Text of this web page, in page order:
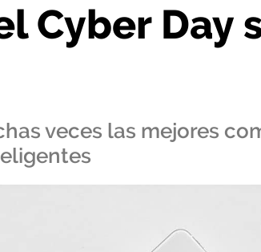
Cyber Day
veces las mejores